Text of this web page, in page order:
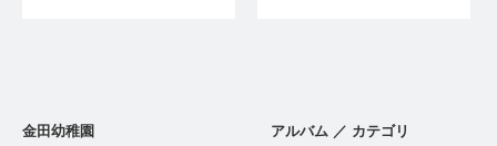
金田幼稚園 アルバム ／ カテゴリ